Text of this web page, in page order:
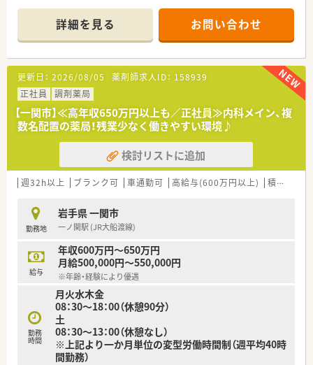
薬剤師会とのつながりも強く、経験やスキルを磨きたい方にもお
ススメの会社です。
詳細を見る お問い合わせ
更新日： 2026/08/05 薬剤師求人ID： 158939
正社員
調剤薬局
【一関市】≪高年収650万円以上も／正社員≫内科メイン、複
数名配置の薬局！残業少なく働きやすい環境♪
検討リストに追加
週32h以上 ブランク可 車通勤可 高給与(600万円以上) 積雪あり
勤務地
岩手県 一関市
一ノ関駅 (JR大船渡線)
給与
年収600万円～650万円
月給500,000円～550,000円
※年齢・経験により優遇
勤務
時間
月火水木金
08：30～18：00（休憩90分）
土
08：30～13：00（休憩なし）
※上記より一か月単位の変型労働時間制（週平均40時
間勤務）